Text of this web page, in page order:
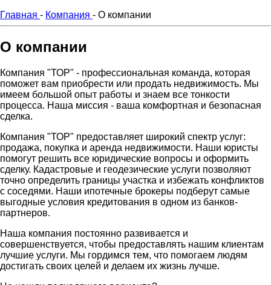
Главная - Компания - О компании
О компании
Компания "ТОР" - профессиональная команда, которая
поможет вам приобрести или продать недвижимость. Мы
имеем большой опыт работы и знаем все тонкости
процесса. Наша миссия - ваша комфортная и безопасная
сделка.
Компания "ТОР" предоставляет широкий спектр услуг:
продажа, покупка и аренда недвижимости. Наши юристы
помогут решить все юридические вопросы и оформить
сделку. Кадастровые и геодезические услуги позволяют
точно определить границы участка и избежать конфликтов
с соседями. Наши ипотечные брокеры подберут самые
выгодные условия кредитования в одном из банков-
партнеров.
Наша компания постоянно развивается и
совершенствуется, чтобы предоставлять нашим клиентам
лучшие услуги. Мы гордимся тем, что помогаем людям
достигать своих целей и делаем их жизнь лучше.